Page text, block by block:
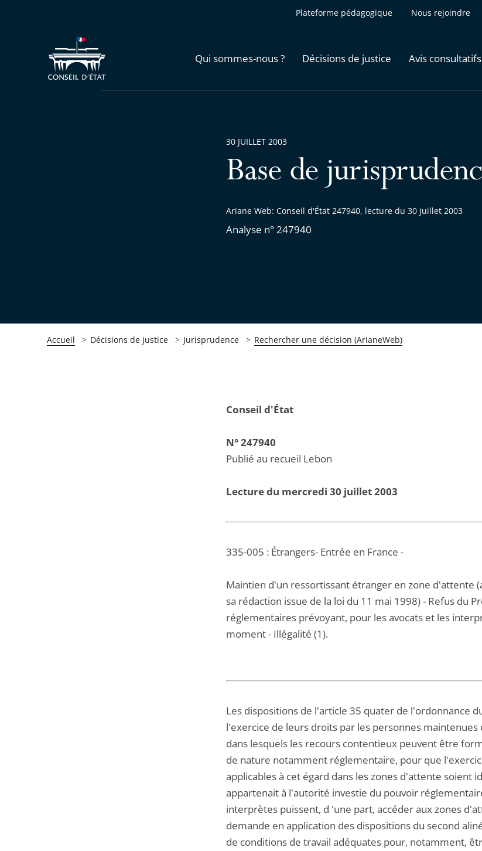
Plateforme pédagogique Nous rejoindre
Qui sommes-nous ? Décisions de justice Avis consultatifs
Base de
Ariane Web: Conseil d'État 247940, lecture du 30 juillet 2003
Analyse n° 247940
30 JUILLET 2003
Accueil Décisions de justice Jurisprudence Rechercher une décision (ArianeWeb)
Conseil d'État
N° 247940
Publié au recueil Lebon
Lecture du mercredi 30 juillet 2003
335-005 : Étrangers- Entrée en France -
Maintien d'un ressortissant étranger en zone d'attente
sa rédaction issue de la loi du 11 mai 1998) - Refus du
réglementaires prévoyant, pour les avocats et les
moment - Illégalité (1).
Les dispositions de l'article 35 quater de l'ordonnance
l'exercice de leurs droits par les personnes
dans lesquels les recours contentieux peuvent être
de nature notamment réglementaire, pour que
applicables à cet égard dans les zones d'attente
appartenait à l'autorité investie du pouvoir
interprètes puissent, d 'une part, accéder aux zones
demande en application des dispositions du second
de conditions de travail adéquates pour, notamment,